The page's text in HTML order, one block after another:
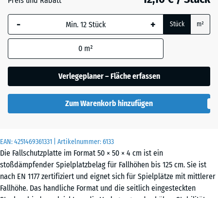
EAN:4251469361331 | Artikelnummer:6133
Die Fallschutzplatte im Format 50 × 50 × 4 cm ist ein
stoßdämpfender Spielplatzbelag für Fallhöhen bis 125 cm. Sie ist
nach EN 1177 zertifiziert und eignet sich für Spielplätze mit mittlerer
Fallhöhe. Das handliche Format und die seitlich eingesteckten
Graphitgrau
Tomatenrot - 0,40 €
- + Stück m²
0 m²
Verlegeplaner – Fläche erfassen
Zum Warenkorb hinzufügen